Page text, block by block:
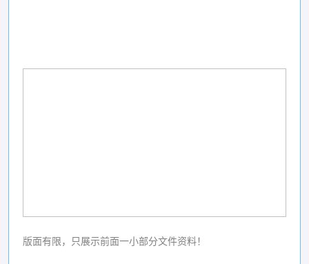
版面有限，只展示前面一小部分文件资料！